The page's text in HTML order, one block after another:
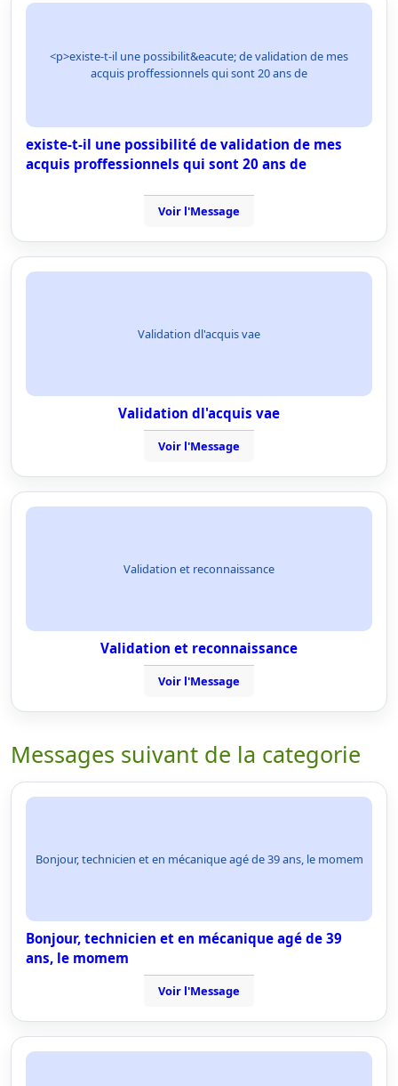
<p>existe-t-il une possibilit&eacute; de validation de mes
acquis proffessionnels qui sont 20 ans de
existe-t-il une possibilité de validation de mes
acquis proffessionnels qui sont 20 ans de
Voir l'Message
Validation dl'acquis vae
Validation dl'acquis vae
Voir l'Message
Validation et reconnaissance
Validation et reconnaissance
Voir l'Message
Messages suivant de la categorie
Bonjour, technicien et en mécanique agé de 39 ans, le momem
Bonjour, technicien et en mécanique agé de 39
ans, le momem
Voir l'Message